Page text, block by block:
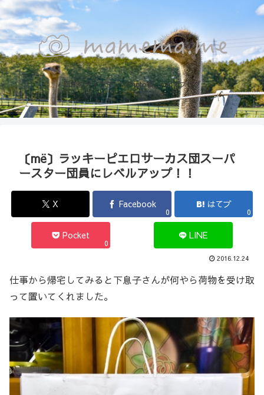
函館のカメラマン『Photo箱』naoのブログ
〔më〕ラッキーピエロサーカス団スーパ
ースター団員にレベルアップ！！
X Facebook
0
はてブ
0
Pocket
0
LINE
2016.12.24
仕事から帰宅してみると下息子さんが何やら荷物を受け取
って置いてくれました。